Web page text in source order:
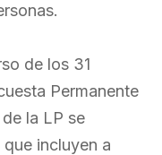
de los 31
Permanente
la LP se
incluyen a